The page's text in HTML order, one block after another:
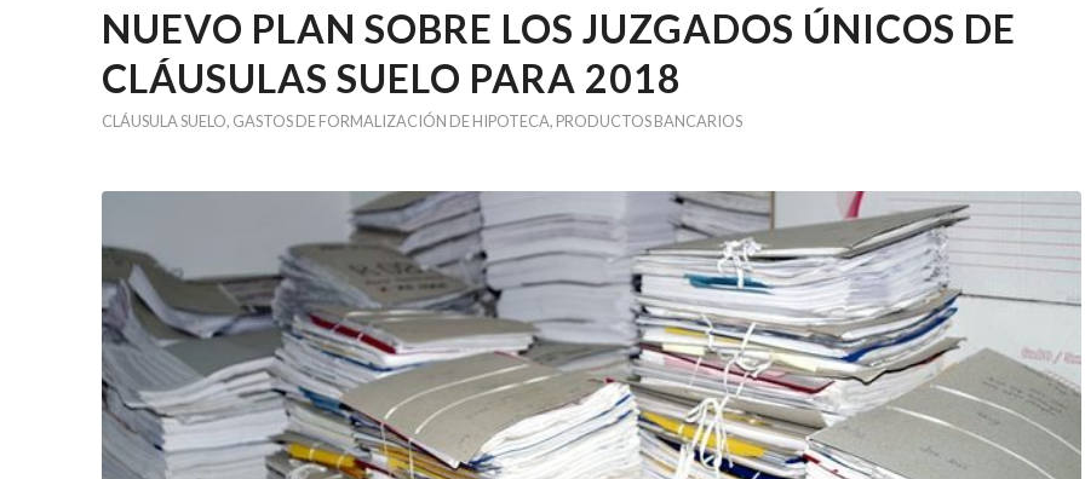
NUEVO PLAN SOBRE LOS JUZGADOS ÚNICOS DE
CLÁUSULAS SUELO PARA 2018
CLÁUSULA SUELO, GASTOS DE FORMALIZACIÓN DE HIPOTECA, PRODUCTOS BANCARIOS